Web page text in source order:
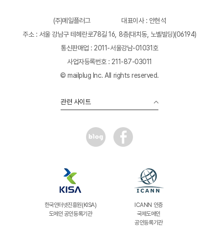
(주)메일플러그
대표이사 : 안현석
주소 : 서울 강남구 테헤란로78길 16, 8층(대치동, 노벨빌딩)(06194)
통신판매업 : 2011-서울강남-01031호
사업자등록번호 : 211-87-03011
© mailplug Inc. All rights reserved.
관련 사이트
한국인터넷진흥원(KISA)
도메인 공인등록기관
ICANN 인증
국제도메인
공인등록기관